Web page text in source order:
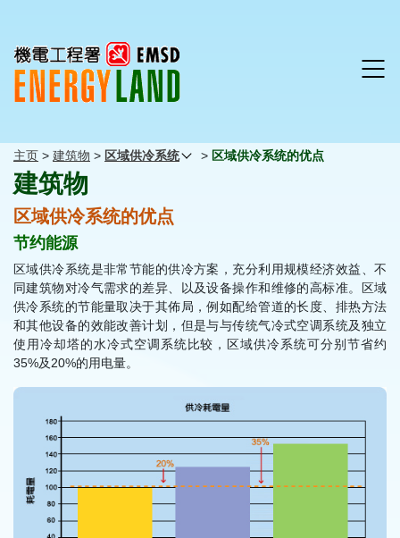
主页 > 建筑物 > 区域供冷系统 > 区域供冷系统的优点
建筑物
区域供冷系统的优点
节约能源
区域供冷系统是非常节能的供冷方案，充分利用规模经济效益、不
同建筑物对冷气需求的差异、以及设备操作和维修的高标准。区域
供冷系统的节能量取决于其佈局，例如配给管道的长度、排热方法
和其他设备的效能改善计划，但是与与传统气冷式空调系统及独立
使用冷却塔的水冷式空调系统比较，区域供冷系统可分别节省约
35%及20%的用电量。